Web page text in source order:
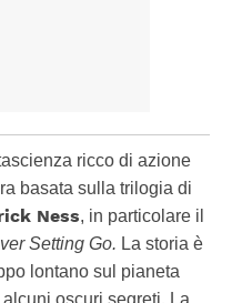
ricco di azione
basata sulla trilogia di
Ness, in particolare il
Setting Go. La storia è
lontano sul pianeta